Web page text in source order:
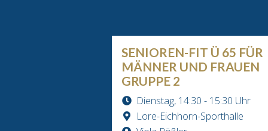
SENIOREN-FIT Ü 65 FÜR
MÄNNER UND FRAUEN
GRUPPE 2
Dienstag, 14:30 - 15:30 Uhr
Lore-Eichhorn-Sporthalle